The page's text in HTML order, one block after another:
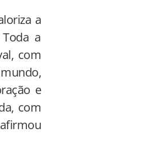
a
a
com
e
com